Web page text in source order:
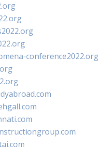
conference2022.org